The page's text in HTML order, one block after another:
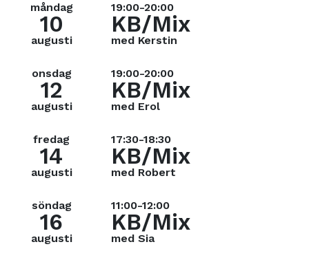
måndag
10
augusti
19:00-20:00
KB/Mix
med Kerstin
onsdag
12
augusti
19:00-20:00
KB/Mix
med Erol
fredag
14
augusti
17:30-18:30
KB/Mix
med Robert
söndag
16
augusti
11:00-12:00
KB/Mix
med Sia